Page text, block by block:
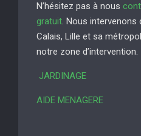
N’hésitez pas à nous
gratuit. Nous intervenons
Calais, Lille et sa
notre zone d’intervention.
JARDINAGE
AIDE MENAGERE